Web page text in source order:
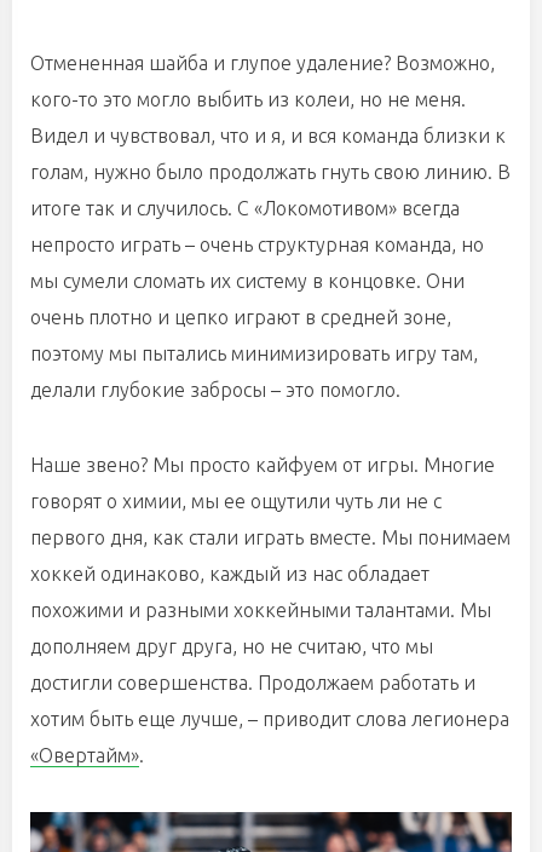
Отмененная шайба и глупое удаление? Возможно,
кого-то это могло выбить из колеи, но не меня.
Видел и чувствовал, что и я, и вся команда близки к
голам, нужно было продолжать гнуть свою линию. В
итоге так и случилось. С «Локомотивом» всегда
непросто играть – очень структурная команда, но
мы сумели сломать их систему в концовке. Они
очень плотно и цепко играют в средней зоне,
поэтому мы пытались минимизировать игру там,
делали глубокие забросы – это помогло.
Наше звено? Мы просто кайфуем от игры. Многие
говорят о химии, мы ее ощутили чуть ли не с
первого дня, как стали играть вместе. Мы понимаем
хоккей одинаково, каждый из нас обладает
похожими и разными хоккейными талантами. Мы
дополняем друг друга, но не считаю, что мы
достигли совершенства. Продолжаем работать и
хотим быть еще лучше, – приводит слова легионера
«Овертайм».